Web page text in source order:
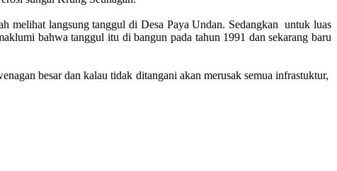
melihat langsung tanggul di Desa Paya Undan. Sedangkan untuk luas
bahwa tanggul itu di bangun pada tahun 1991 dan sekarang baru
besar dan kalau tidak ditangani akan merusak semua infrastuktur,